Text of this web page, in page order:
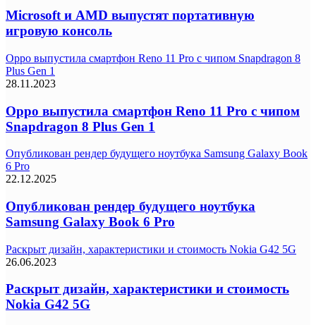
Microsoft и AMD выпустят портативную
игровую консоль
Oppo выпустила смартфон Reno 11 Pro с чипом Snapdragon 8
Plus Gen 1
28.11.2023
Oppo выпустила смартфон Reno 11 Pro с чипом
Snapdragon 8 Plus Gen 1
Опубликован рендер будущего ноутбука Samsung Galaxy Book
6 Pro
22.12.2025
Опубликован рендер будущего ноутбука
Samsung Galaxy Book 6 Pro
Раскрыт дизайн, характеристики и стоимость Nokia G42 5G
26.06.2023
Раскрыт дизайн, характеристики и стоимость
Nokia G42 5G